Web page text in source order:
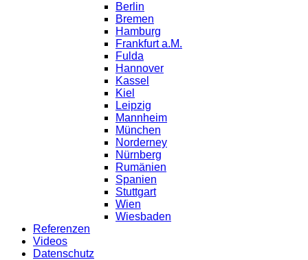
Berlin
Bremen
Hamburg
Frankfurt a.M.
Fulda
Hannover
Kassel
Kiel
Leipzig
Mannheim
München
Norderney
Nürnberg
Rumänien
Spanien
Stuttgart
Wien
Wiesbaden
Referenzen
Videos
Datenschutz